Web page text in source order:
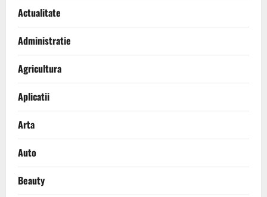
Actualitate
Administratie
Agricultura
Aplicatii
Arta
Auto
Beauty